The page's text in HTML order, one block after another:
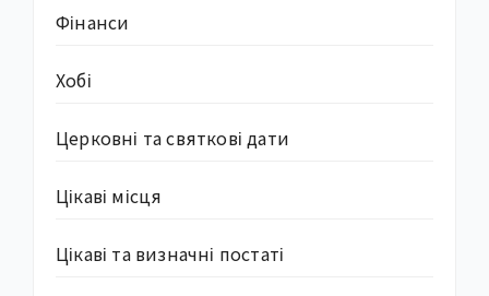
Фінанси
Хобі
Церковні та святкові дати
Цікаві місця
Цікаві та визначні постаті